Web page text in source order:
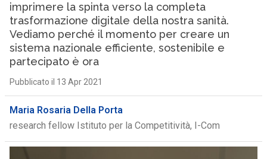
imprimere la spinta verso la completa
trasformazione digitale della nostra sanità.
Vediamo perché il momento per creare un
sistema nazionale efficiente, sostenibile e
partecipato è ora
Pubblicato il 13 Apr 2021
Maria Rosaria Della Porta
research fellow Istituto per la Competitività, I-Com